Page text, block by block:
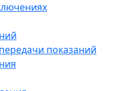
показаний